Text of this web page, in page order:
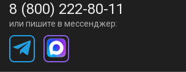
8 (800) 222-80-11
или пишите в мессенджер: